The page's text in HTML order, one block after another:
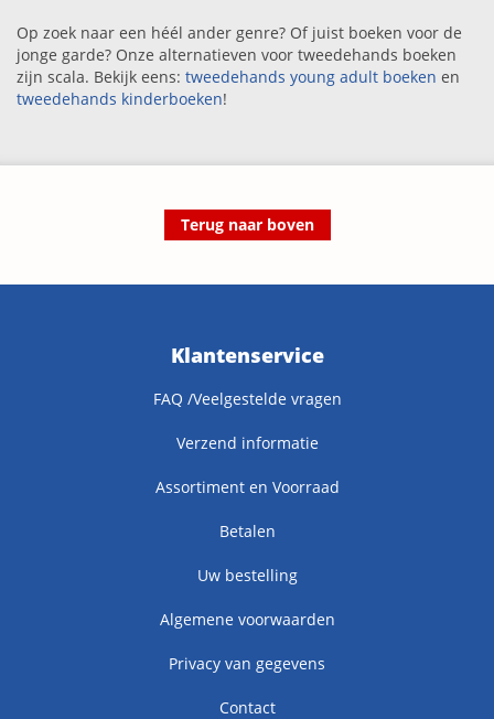
Op zoek naar een héél ander genre? Of juist boeken voor de
jonge garde? Onze alternatieven voor tweedehands boeken
zijn scala. Bekijk eens: tweedehands young adult boeken en
tweedehands kinderboeken!
Terug naar boven
Klantenservice
FAQ /Veelgestelde vragen
Verzend informatie
Assortiment en Voorraad
Betalen
Uw bestelling
Algemene voorwaarden
Privacy van gegevens
Contact